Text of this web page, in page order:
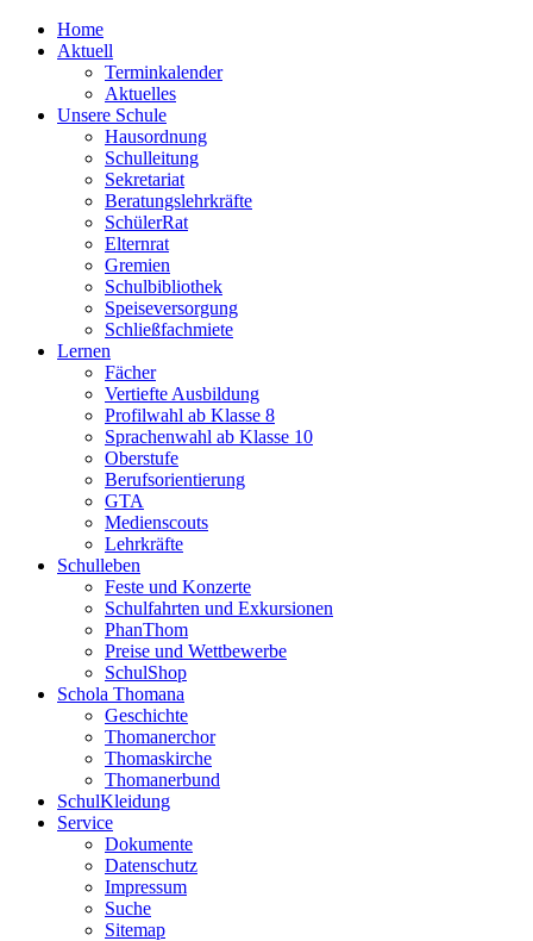
Home
Aktuell
Terminkalender
Aktuelles
Unsere Schule
Hausordnung
Schulleitung
Sekretariat
Beratungslehrkräfte
SchülerRat
Elternrat
Gremien
Schulbibliothek
Speiseversorgung
Schließfachmiete
Lernen
Fächer
Vertiefte Ausbildung
Profilwahl ab Klasse 8
Sprachenwahl ab Klasse 10
Oberstufe
Berufsorientierung
GTA
Medienscouts
Lehrkräfte
Schulleben
Feste und Konzerte
Schulfahrten und Exkursionen
PhanThom
Preise und Wettbewerbe
SchulShop
Schola Thomana
Geschichte
Thomanerchor
Thomaskirche
Thomanerbund
SchulKleidung
Service
Dokumente
Datenschutz
Impressum
Suche
Sitemap